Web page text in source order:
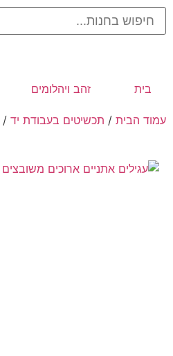
בית זהב ויהלומים
עמוד הבית / תכשיטים בעבודת יד /